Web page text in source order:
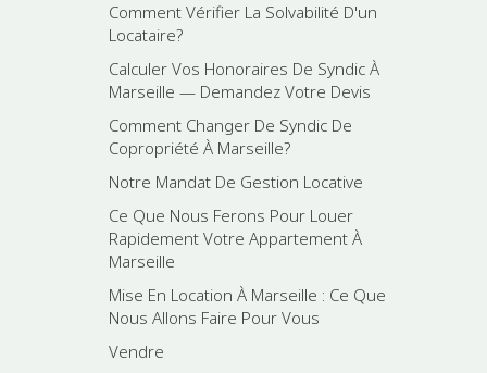
Comment Vérifier La Solvabilité D'un
Locataire?
Calculer Vos Honoraires De Syndic À
Marseille — Demandez Votre Devis
Comment Changer De Syndic De
Copropriété À Marseille?
Notre Mandat De Gestion Locative
Ce Que Nous Ferons Pour Louer
Rapidement Votre Appartement À
Marseille
Mise En Location À Marseille : Ce Que
Nous Allons Faire Pour Vous
Vendre